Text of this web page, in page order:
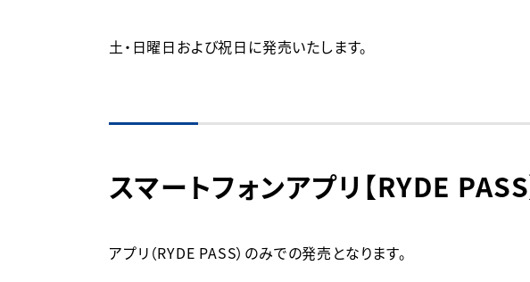
土・日曜日および祝日に発売いたします。
スマートフォンアプリ【RYDE
アプリ（RYDE PASS）のみでの発売となります。